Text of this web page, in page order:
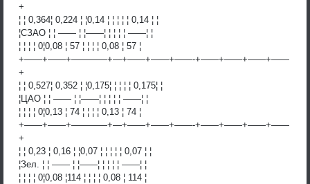
+
¦ ¦ 0,364¦ 0,224 ¦ ¦0,14 ¦ ¦ ¦ ¦ ¦ 0,14 ¦ ¦
¦СЗАО ¦ ¦ —— ¦ ¦——¦ ¦ ¦ ¦ ¦ ——¦ ¦
¦ ¦ ¦ ¦ 0¦0,08 ¦ 57 ¦ ¦ ¦ ¦ 0,08 ¦ 57 ¦
+——+——+————+—+——+——+——-+——+——+——+——
+
¦ ¦ 0,527¦ 0,352 ¦ ¦0,175¦ ¦ ¦ ¦ ¦ 0,175¦ ¦
¦ЦАО ¦ ¦ —— ¦ ¦——¦ ¦ ¦ ¦ ¦ ——¦ ¦
¦ ¦ ¦ ¦ 0¦0,13 ¦ 74 ¦ ¦ ¦ ¦ 0,13 ¦ 74 ¦
+——+——+————+—+——+——+——-+——+——+——+——
+
¦ ¦ 0,23 ¦ 0,16 ¦ ¦0,07 ¦ ¦ ¦ ¦ ¦ 0,07 ¦ ¦
¦Зел. ¦ ¦ —— ¦ ¦——¦ ¦ ¦ ¦ ¦ ——¦ ¦
¦ ¦ ¦ ¦ 0¦0,08 ¦114 ¦ ¦ ¦ ¦ 0,08 ¦ 114 ¦